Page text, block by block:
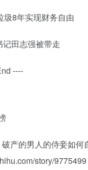
圾8年实现财务自由
田志强被带走
----
产的男人的侍妾如何
story/9775499